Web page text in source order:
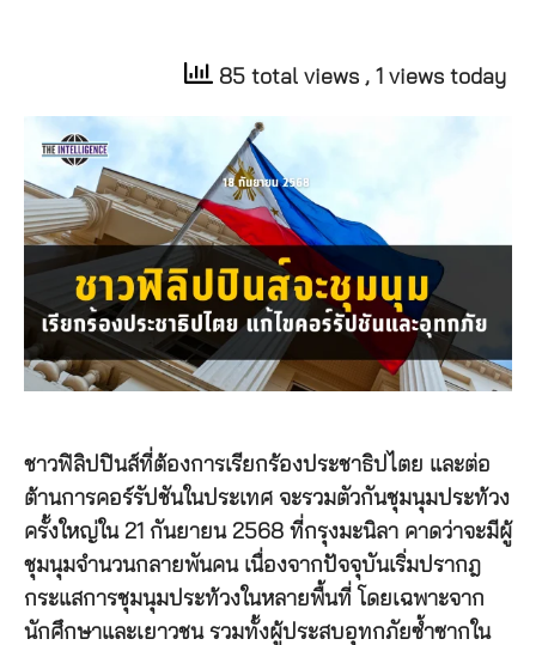
85 total views , 1 views today
ชาวฟิลิปปินส์ที่ต้องการเรียกร้องประชาธิปไตย และต่อ
ต้านการคอร์รัปชันในประเทศ จะรวมตัวกันชุมนุมประท้วง
ครั้งใหญ่ใน 21 กันยายน 2568 ที่กรุงมะนิลา คาดว่าจะมีผู้
ชุมนุมจำนวนกลายพันคน เนื่องจากปัจจุบันเริ่มปรากฎ
กระแสการชุมนุมประท้วงในหลายพื้นที่ โดยเฉพาะจาก
นักศึกษาและเยาวชน รวมทั้งผู้ประสบอุทกภัยซ้ำซากใน